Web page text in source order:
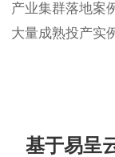
产业集群落地案
大量成熟投产实
基于易呈